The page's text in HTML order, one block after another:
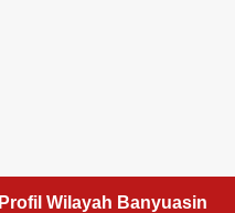
Profil Wilayah Banyuasin